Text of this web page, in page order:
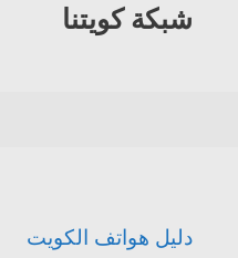
شبكة كويتنا
دليل هواتف الكويت